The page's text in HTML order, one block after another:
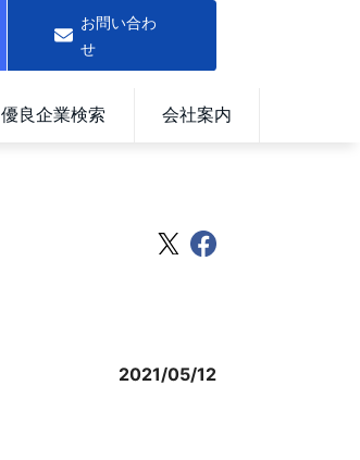
お問い合わ
せ
優良企業検索 会社案内
2021/05/12